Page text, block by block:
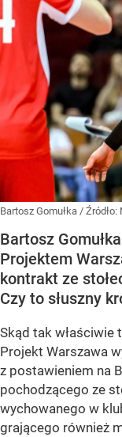
Bartosz Gomułka / Źródło:
Bartosz
Projektem
kontrakt ze
Czy to słuszny
Skąd tak właściwie
Projekt Warszawa
z postawieniem na
pochodzącego ze
wychowanego w
grającego również